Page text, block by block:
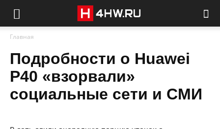
Главная
Подробности о Huawei
P40 «взорвали»
социальные сети и СМИ